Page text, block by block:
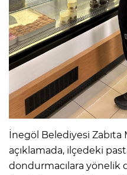
İnegöl Belediyesi Zabıta
açıklamada, ilçedeki
dondurmacılara yönelik